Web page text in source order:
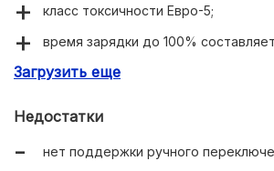
класс токсичности Евро-5;
время зарядки до 100%
электроусилитель руля.
Загрузить еще
Недостатки
нет поддержки ручного